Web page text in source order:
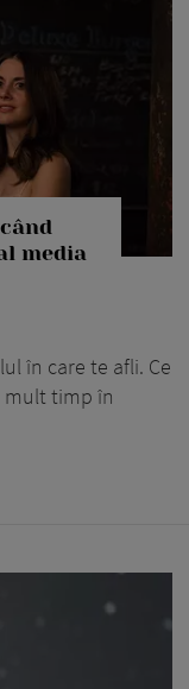
media
în care te afli. Ce
mult timp în